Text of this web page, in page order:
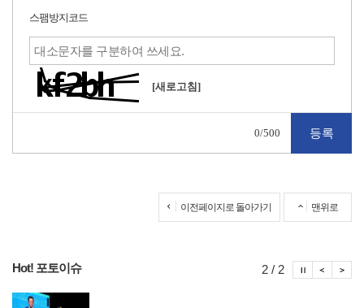
스팸방지코드
[새로고침]
0/500
이전페이지로 돌아가기 맨위로
Hot! 포토이슈 2 / 2 포
포토이